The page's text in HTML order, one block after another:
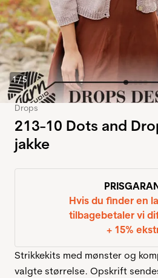
1/5
Drops
213-10 Dots and
jakke
Hvis du finder en
tilbagebetaler vi
+ 15%
Strikkekits med mønster og
valgte størrelse. Opskrift